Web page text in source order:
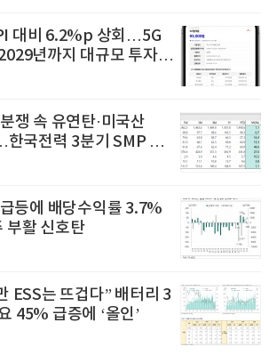
대비 6.2%p 상회…5G
년까지 대규모 투자
쟁 속 유연탄·미국산
국전력 3분기 SMP 상
등에 배당수익률 3.7%
활 신호탄
ESS는 뜨겁다” 배터리 3
45% 급증에 ‘올인’